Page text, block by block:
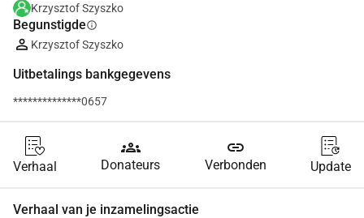
Krzysztof Szyszko
Begunstigdeinfo
Krzysztof Szyszko
Uitbetalings bankgegevens
**************0657
Verhaal
groups
Donateurs
link
Verbonden Update
Verhaal van je inzamelingsactie